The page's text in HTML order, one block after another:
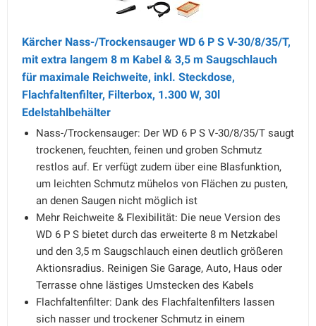
Kärcher Nass-/Trockensauger WD 6 P S V-30/8/35/T,
mit extra langem 8 m Kabel & 3,5 m Saugschlauch
für maximale Reichweite, inkl. Steckdose,
Flachfaltenfilter, Filterbox, 1.300 W, 30l
Edelstahlbehälter
Nass-/Trockensauger: Der WD 6 P S V-30/8/35/T saugt
trockenen, feuchten, feinen und groben Schmutz
restlos auf. Er verfügt zudem über eine Blasfunktion,
um leichten Schmutz mühelos von Flächen zu pusten,
an denen Saugen nicht möglich ist
Mehr Reichweite & Flexibilität: Die neue Version des
WD 6 P S bietet durch das erweiterte 8 m Netzkabel
und den 3,5 m Saugschlauch einen deutlich größeren
Aktionsradius. Reinigen Sie Garage, Auto, Haus oder
Terrasse ohne lästiges Umstecken des Kabels
Flachfaltenfilter: Dank des Flachfaltenfilters lassen
sich nasser und trockener Schmutz in einem